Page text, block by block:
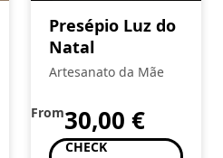
Presépio Luz do
Natal
Artesanato da Mãe
From30,00 €
CHECK